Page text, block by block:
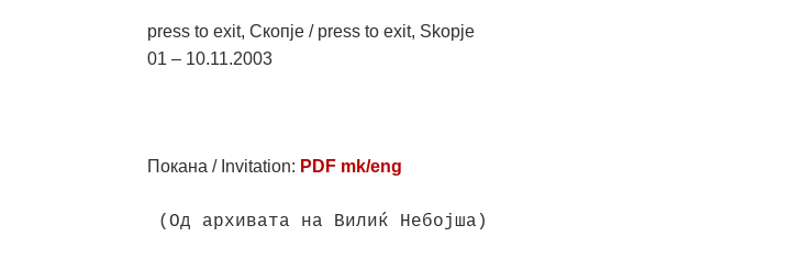
press to exit, Скопје / press to exit, Skopje
01 – 10.11.2003
Покана / Invitation: PDF mk/eng
(Од архивата на Вилиќ Небојша)